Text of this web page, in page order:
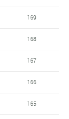
169
168
167
166
165